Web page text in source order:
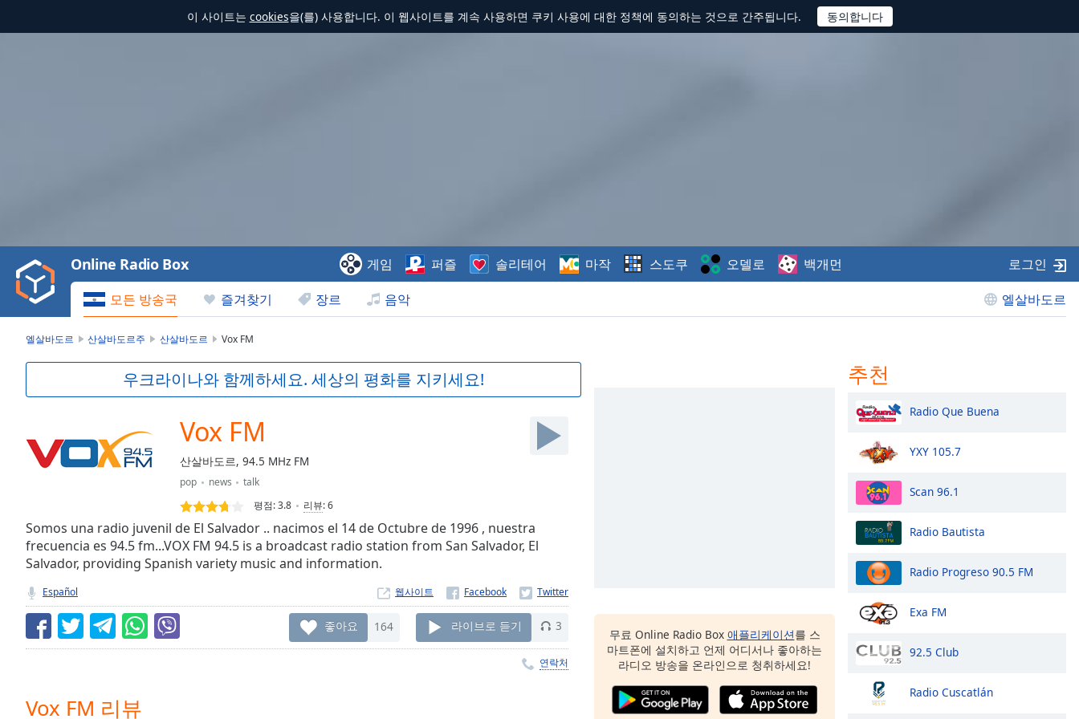
이 사이트는 cookies을(를) 사용합니다. 이 웹사이트를 계속 사용하면 쿠키 사용에 대한 정책에 동의하는 것으로 간주됩니다.
Video
Play
Backward
Skip
Mute
Current
Loaded
0.00%
Seek to
currently
behind
Remaining
Time-
모든 방송국 즐겨찾기 장르 음악 엘살바도르
Online Radio Box 게임 퍼즐 솔리테어 마작 스도쿠 오델로 백개먼 로그인
엘살바도르 산살바도르주 산살바도르 Vox FM
우크라이나와 함께하세요. 세상의 평화를 지키세요!
Vox FM
산살바도르, 94.5 MHz FM
pop news
talk
평점:3.8 리뷰:6
Somos una radio juvenil de El Salvador .. nacimos el 14 de Octubre de 1996 , nuestra
frecuencia es 94.5 fm...VOX FM 94.5 is a broadcast radio station from San Salvador, El
Salvador, providing Spanish variety music and information.
Español 웹사이트
좋아요 164 라이브로 듣기 3
연락처
Vox FM 리뷰
무료 Online Radio Box 애플리케이션를 스
마트폰에 설치하고 언제 어디서나 좋아하는
라디오 방송을 온라인으로 청취하세요!
추천
Radio Que Buena
YXY 105.7
Scan 96.1
Radio Bautista
Radio Progreso 90.5 FM
Exa FM
92.5 Club
Radio Cuscatlán